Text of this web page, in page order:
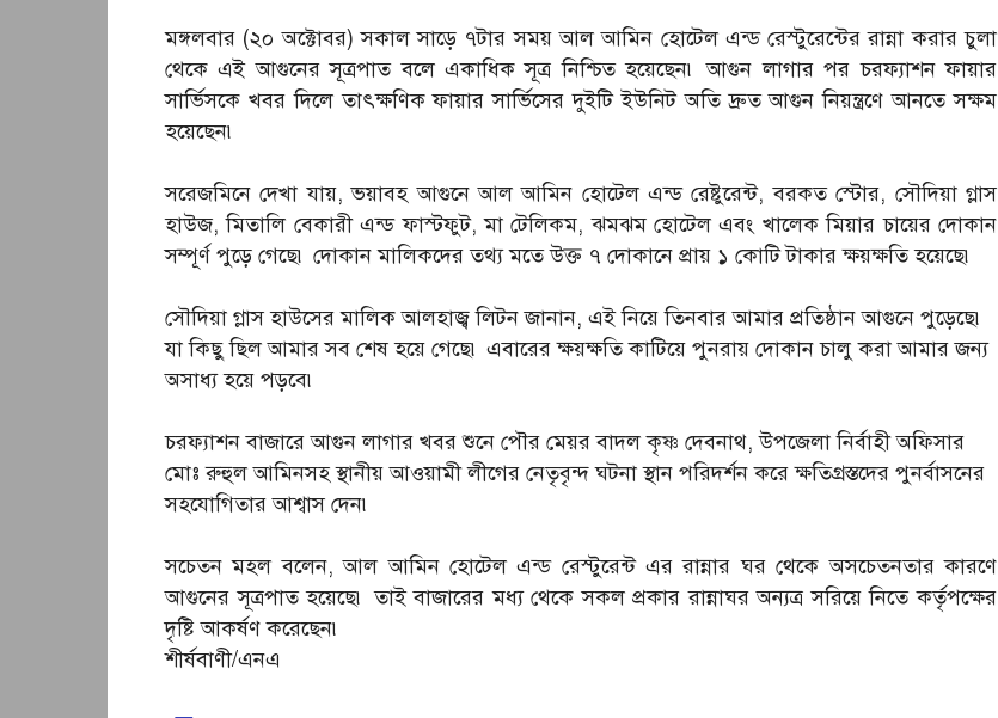
মঙ্গলবার (২০ অক্টোবর) সকাল সাড়ে ৭টার সময় আল আমিন হোটেল এন্ড রেস্টুরেন্টের রান্না করার চুলা
থেকে এই আগুনের সূত্রপাত বলে একাধিক সূত্র নিশ্চিত হয়েছেন৷ আগুন লাগার পর চরফ্যাশন ফায়ার
সার্ভিসকে খবর দিলে তাৎক্ষণিক ফায়ার সার্ভিসের দুইটি ইউনিট অতি দ্রুত আগুন নিয়ন্ত্রণে আনতে সক্ষম
হয়েছেন৷
সরেজমিনে দেখা যায়, ভয়াবহ আগুনে আল আমিন হোটেল এন্ড রেষ্টুরেন্ট, বরকত স্টোর, সৌদিয়া গ্লাস
হাউজ, মিতালি বেকারী এন্ড ফাস্টফুট, মা টেলিকম, ঝমঝম হোটেল এবং খালেক মিয়ার চায়ের দোকান
সম্পূর্ণ পুড়ে গেছে৷ দোকান মালিকদের তথ্য মতে উক্ত ৭ দোকানে প্রায় ১ কোটি টাকার ক্ষয়ক্ষতি হয়েছে৷
সৌদিয়া গ্লাস হাউসের মালিক আলহাজ্ব লিটন জানান, এই নিয়ে তিনবার আমার প্রতিষ্ঠান আগুনে পুড়েছে৷
যা কিছু ছিল আমার সব শেষ হয়ে গেছে৷ এবারের ক্ষয়ক্ষতি কাটিয়ে পুনরায় দোকান চালু করা আমার জন্য
অসাধ্য হয়ে পড়বে৷
চরফ্যাশন বাজারে আগুন লাগার খবর শুনে পৌর মেয়র বাদল কৃষ্ণ দেবনাথ, উপজেলা নির্বাহী অফিসার
মোঃ রুহুল আমিনসহ স্থানীয় আওয়ামী লীগের নেতৃবৃন্দ ঘটনা স্থান পরিদর্শন করে ক্ষতিগ্রস্তদের পুনর্বাসনের
সহযোগিতার আশ্বাস দেন৷
সচেতন মহল বলেন, আল আমিন হোটেল এন্ড রেস্টুরেন্ট এর রান্নার ঘর থেকে অসচেতনতার কারণে
আগুনের সূত্রপাত হয়েছে৷ তাই বাজারের মধ্য থেকে সকল প্রকার রান্নাঘর অন্যত্র সরিয়ে নিতে কর্তৃপক্ষের
দৃষ্টি আকর্ষণ করেছেন৷
শীর্ষবাণী/এনএ